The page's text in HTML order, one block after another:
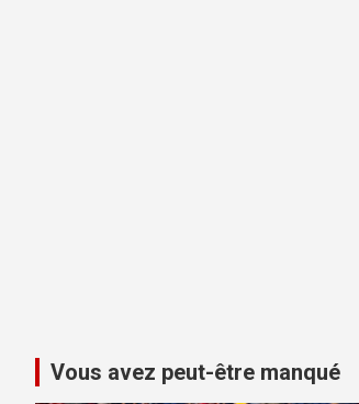
Vous avez peut-être manqué